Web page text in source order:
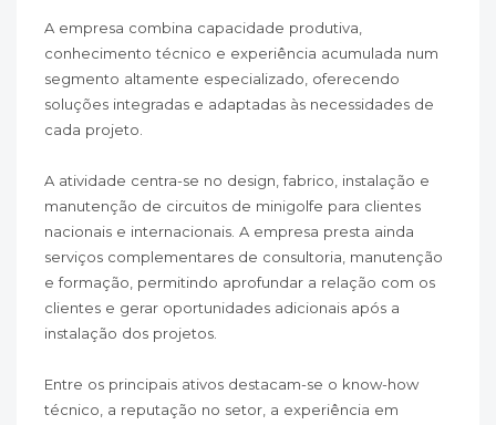
A empresa combina capacidade produtiva,
conhecimento técnico e experiência acumulada num
segmento altamente especializado, oferecendo
soluções integradas e adaptadas às necessidades de
cada projeto.
A atividade centra-se no design, fabrico, instalação e
manutenção de circuitos de minigolfe para clientes
nacionais e internacionais. A empresa presta ainda
serviços complementares de consultoria, manutenção
e formação, permitindo aprofundar a relação com os
clientes e gerar oportunidades adicionais após a
instalação dos projetos.
Entre os principais ativos destacam-se o know-how
técnico, a reputação no setor, a experiência em